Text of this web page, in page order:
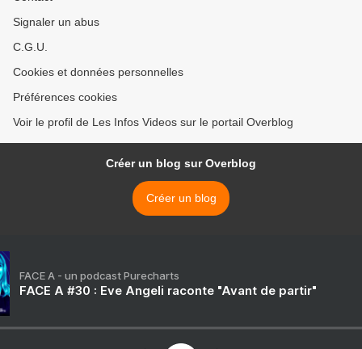
Signaler un abus
C.G.U.
Cookies et données personnelles
Préférences cookies
Voir le profil de Les Infos Videos sur le portail Overblog
Créer un blog sur Overblog
Créer un blog
FACE A - un podcast Purecharts
FACE A #30 : Eve Angeli raconte "Avant de partir"